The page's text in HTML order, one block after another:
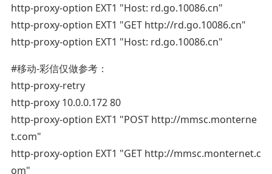
http-proxy-option EXT1 "Host: rd.go.10086.cn"
http-proxy-option EXT1 "GET http://rd.go.10086.cn"
http-proxy-option EXT1 "Host: rd.go.10086.cn"
#移动-彩信仅做参考：
http-proxy-retry
http-proxy 10.0.0.172 80
http-proxy-option EXT1 "POST http://mmsc.monterne
t.com"
http-proxy-option EXT1 "GET http://mmsc.monternet.c
om"